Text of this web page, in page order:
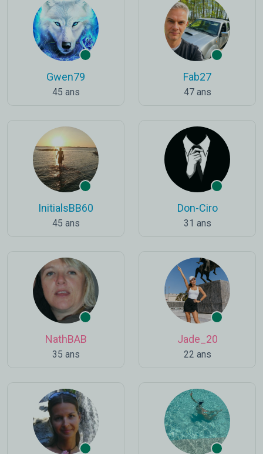
Gwen79
45 ans
Fab27
47 ans
InitialsBB60
45 ans
Don-Ciro
31 ans
NathBAB
35 ans
Jade_20
22 ans